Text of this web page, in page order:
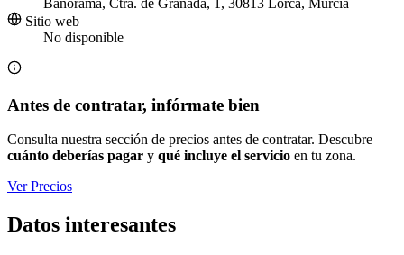
Bañorama, Ctra. de Granada, 1, 30813 Lorca, Murcia
Sitio web
No disponible
Antes de contratar, infórmate bien
Consulta nuestra sección de precios antes de contratar. Descubre
cuánto deberías pagar y qué incluye el servicio en tu zona.
Ver Precios
Datos interesantes